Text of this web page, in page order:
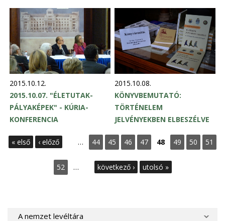
2015.10.12.
2015.10.07. "ÉLETUTAK-
PÁLYAKÉPEK" - KÚRIA-
KONFERENCIA
2015.10.08.
KÖNYVBEMUTATÓ:
TÖRTÉNELEM
JELVÉNYEKBEN ELBESZÉLVE
« első ‹ előző … 44 45 46 47 48 49 50 51
52 … következő › utolsó »
A nemzet levéltára